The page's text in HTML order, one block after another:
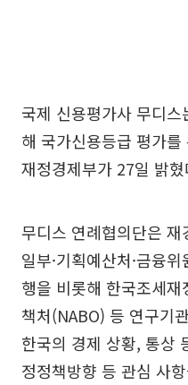
국제 신용평가사 무디
해 국가신용등급 평가
재정경제부가 27일 밝혔
무디스 연례협의단은 재
일부·기획예산처·금융
행을 비롯해 한국조세재
책처(NABO) 등 연구기
한국의 경제 상황, 통상
정정책방향 등 관심 사